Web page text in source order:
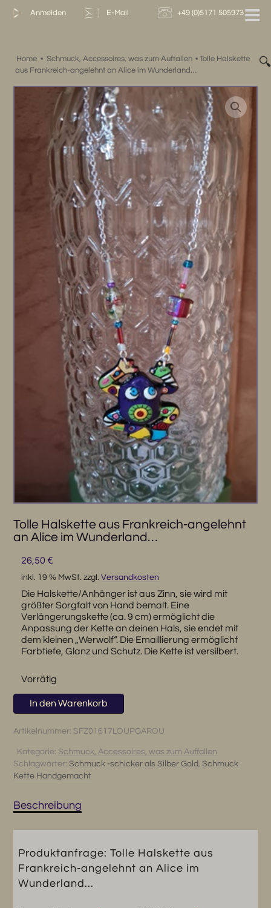
Zum
Anmelden E-Mail +49 (0)5171 505973
Home • Schmuck, Accessoires, was zum Auffallen •Tolle Halskette
aus Frankreich-angelehnt an Alice im Wunderland…
🔍
Tolle Halskette aus Frankreich-angelehnt
an Alice im Wunderland…
26,50 €
inkl. 19 % MwSt. zzgl. Versandkosten
Die Halskette/Anhänger ist aus Zinn, sie wird mit
größter Sorgfalt von Hand bemalt. Eine
Verlängerungskette (ca. 9 cm) ermöglicht die
Anpassung der Kette an deinen Hals, sie endet mit
dem kleinen „Werwolf“. Die Emaillierung ermöglicht
Farbtiefe, Glanz und Schutz. Die Kette ist versilbert.
Vorrätig
Halskette
aus
angelehnt
an
Alice
Wunderland...
In den Warenkorb
Artikelnummer: SFZ01617LOUPGAROU
Kategorie: Schmuck, Accessoires, was zum Auffallen
Schlagwörter:Schmuck -schicker als Silber Gold ,Schmuck
Kette Handgemacht
Beschreibung
Produktanfrage: Tolle Halskette aus
Frankreich-angelehnt an Alice im
Wunderland...